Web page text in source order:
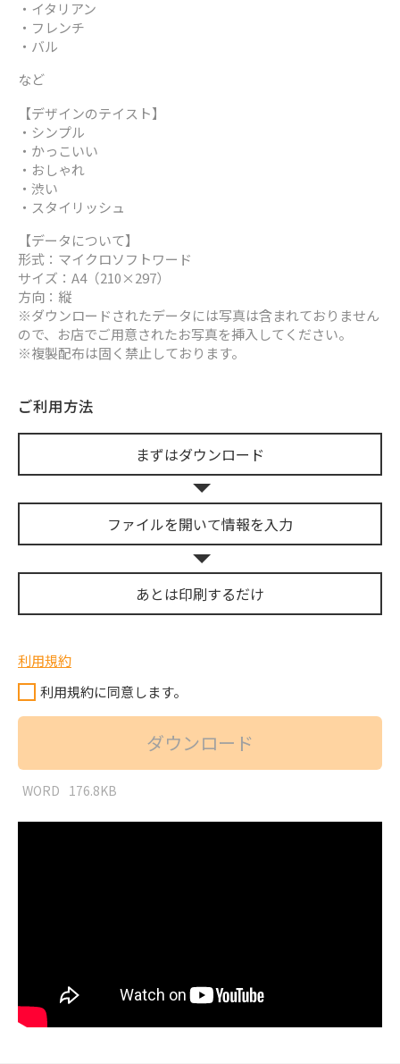
・イタリアン
・フレンチ
・バル
など
【デザインのテイスト】
・シンプル
・かっこいい
・おしゃれ
・渋い
・スタイリッシュ
【データについて】
形式：マイクロソフトワード
サイズ：A4（210×297）
方向：縦
※ダウンロードされたデータには写真は含まれておりません
ので、お店でご用意されたお写真を挿入してください。
※複製配布は固く禁止しております。
ご利用方法
まずはダウンロード
ファイルを開いて情報を入力
あとは印刷するだけ
利用規約
利用規約に同意します。
ダウンロード
WORD 176.8KB